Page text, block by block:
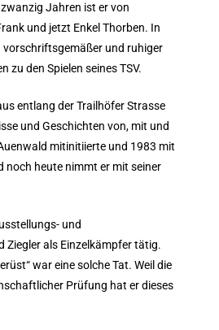
Jahren ist er von
und jetzt Enkel Thorben. In
und ruhiger
den Spielen seines TSV.
entlang der Trailhöfer Strasse
und Geschichten von, mit und
mitinitiierte und 1983 mit
noch heute nimmt er mit seiner
und
Ziegler als Einzelkämpfer tätig.
war eine solche Tat. Weil die
Prüfung hat er dieses